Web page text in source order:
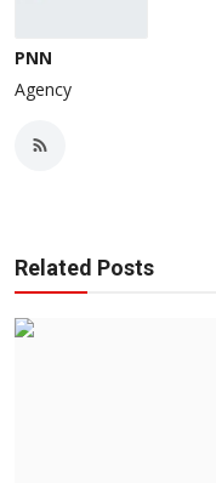
PNN
Agency
Related Posts